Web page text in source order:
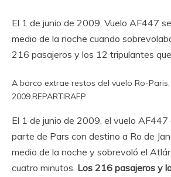
El 1 de junio de 2009, Vuelo AF447
medio de la noche cuando
216 pasajeros y los 12 tripulantes
A barco extrae restos del vuelo Ro-Paris,
2009.REPARTIRAFP
El 1 de junio de 2009, el vuelo AF447
parte de Pars con destino a Ro de
medio de la noche y sobrevoló el
cuatro minutos. Los 216 pasajeros y